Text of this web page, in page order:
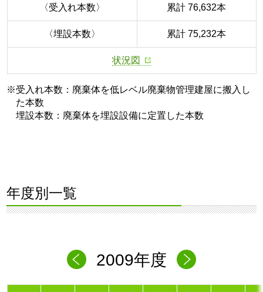
〈受入れ本数〉 累計 76,632本
〈埋設本数〉 累計 75,232本
状況図
※受入れ本数：廃棄体を低レベル廃棄物管理建屋に搬入し
た本数
埋設本数：廃棄体を埋設設備に定置した本数
年度別一覧
2009年度